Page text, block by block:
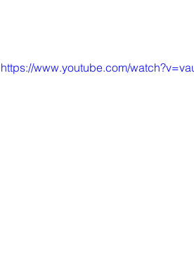
https://www.youtube.com/